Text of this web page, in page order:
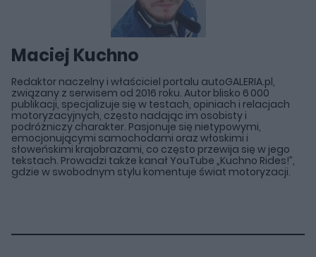
Maciej Kuchno
Redaktor naczelny i właściciel portalu autoGALERIA.pl,
związany z serwisem od 2016 roku. Autor blisko 6 000
publikacji, specjalizuje się w testach, opiniach i relacjach
motoryzacyjnych, często nadając im osobisty i
podróżniczy charakter. Pasjonuje się nietypowymi,
emocjonującymi samochodami oraz włoskimi i
słoweńskimi krajobrazami, co często przewija się w jego
tekstach. Prowadzi także kanał YouTube „Kuchno Rides!”,
gdzie w swobodnym stylu komentuje świat motoryzacji.